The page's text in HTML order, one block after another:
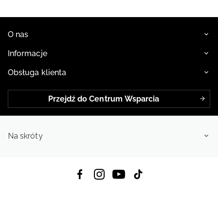
O nas
Informacje
Obsługa klienta
Przejdź do Centrum Wsparcia
Na skróty